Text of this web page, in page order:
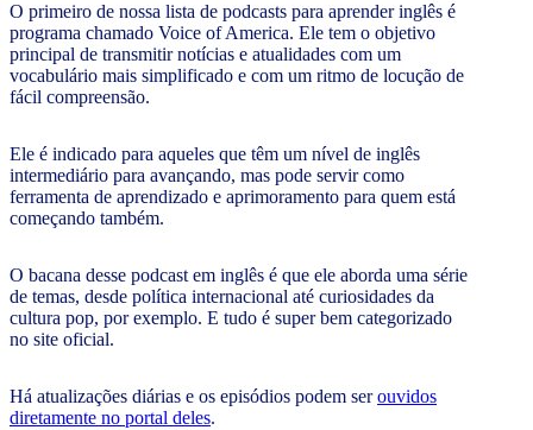
O primeiro de nossa lista de podcasts para aprender inglês é
programa chamado Voice of America. Ele tem o objetivo
principal de transmitir notícias e atualidades com um
vocabulário mais simplificado e com um ritmo de locução de
fácil compreensão.
Ele é indicado para aqueles que têm um nível de inglês
intermediário para avançando, mas pode servir como
ferramenta de aprendizado e aprimoramento para quem está
começando também.
O bacana desse podcast em inglês é que ele aborda uma série
de temas, desde política internacional até curiosidades da
cultura pop, por exemplo. E tudo é super bem categorizado
no site oficial.
Há atualizações diárias e os episódios podem serouvidos
diretamente no portal deles.